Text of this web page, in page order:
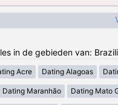
in de gebieden van:
Acre Dating Alagoas
Dating Maranhão Dating Mato